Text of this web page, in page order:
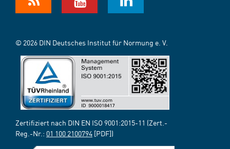
© 2026 DIN Deutsches Institut für Normung e. V.
Zertifiziert nach DIN EN ISO 9001:2015-11 (Zert.-
Reg.-Nr.: 01 100 2100794 [PDF])